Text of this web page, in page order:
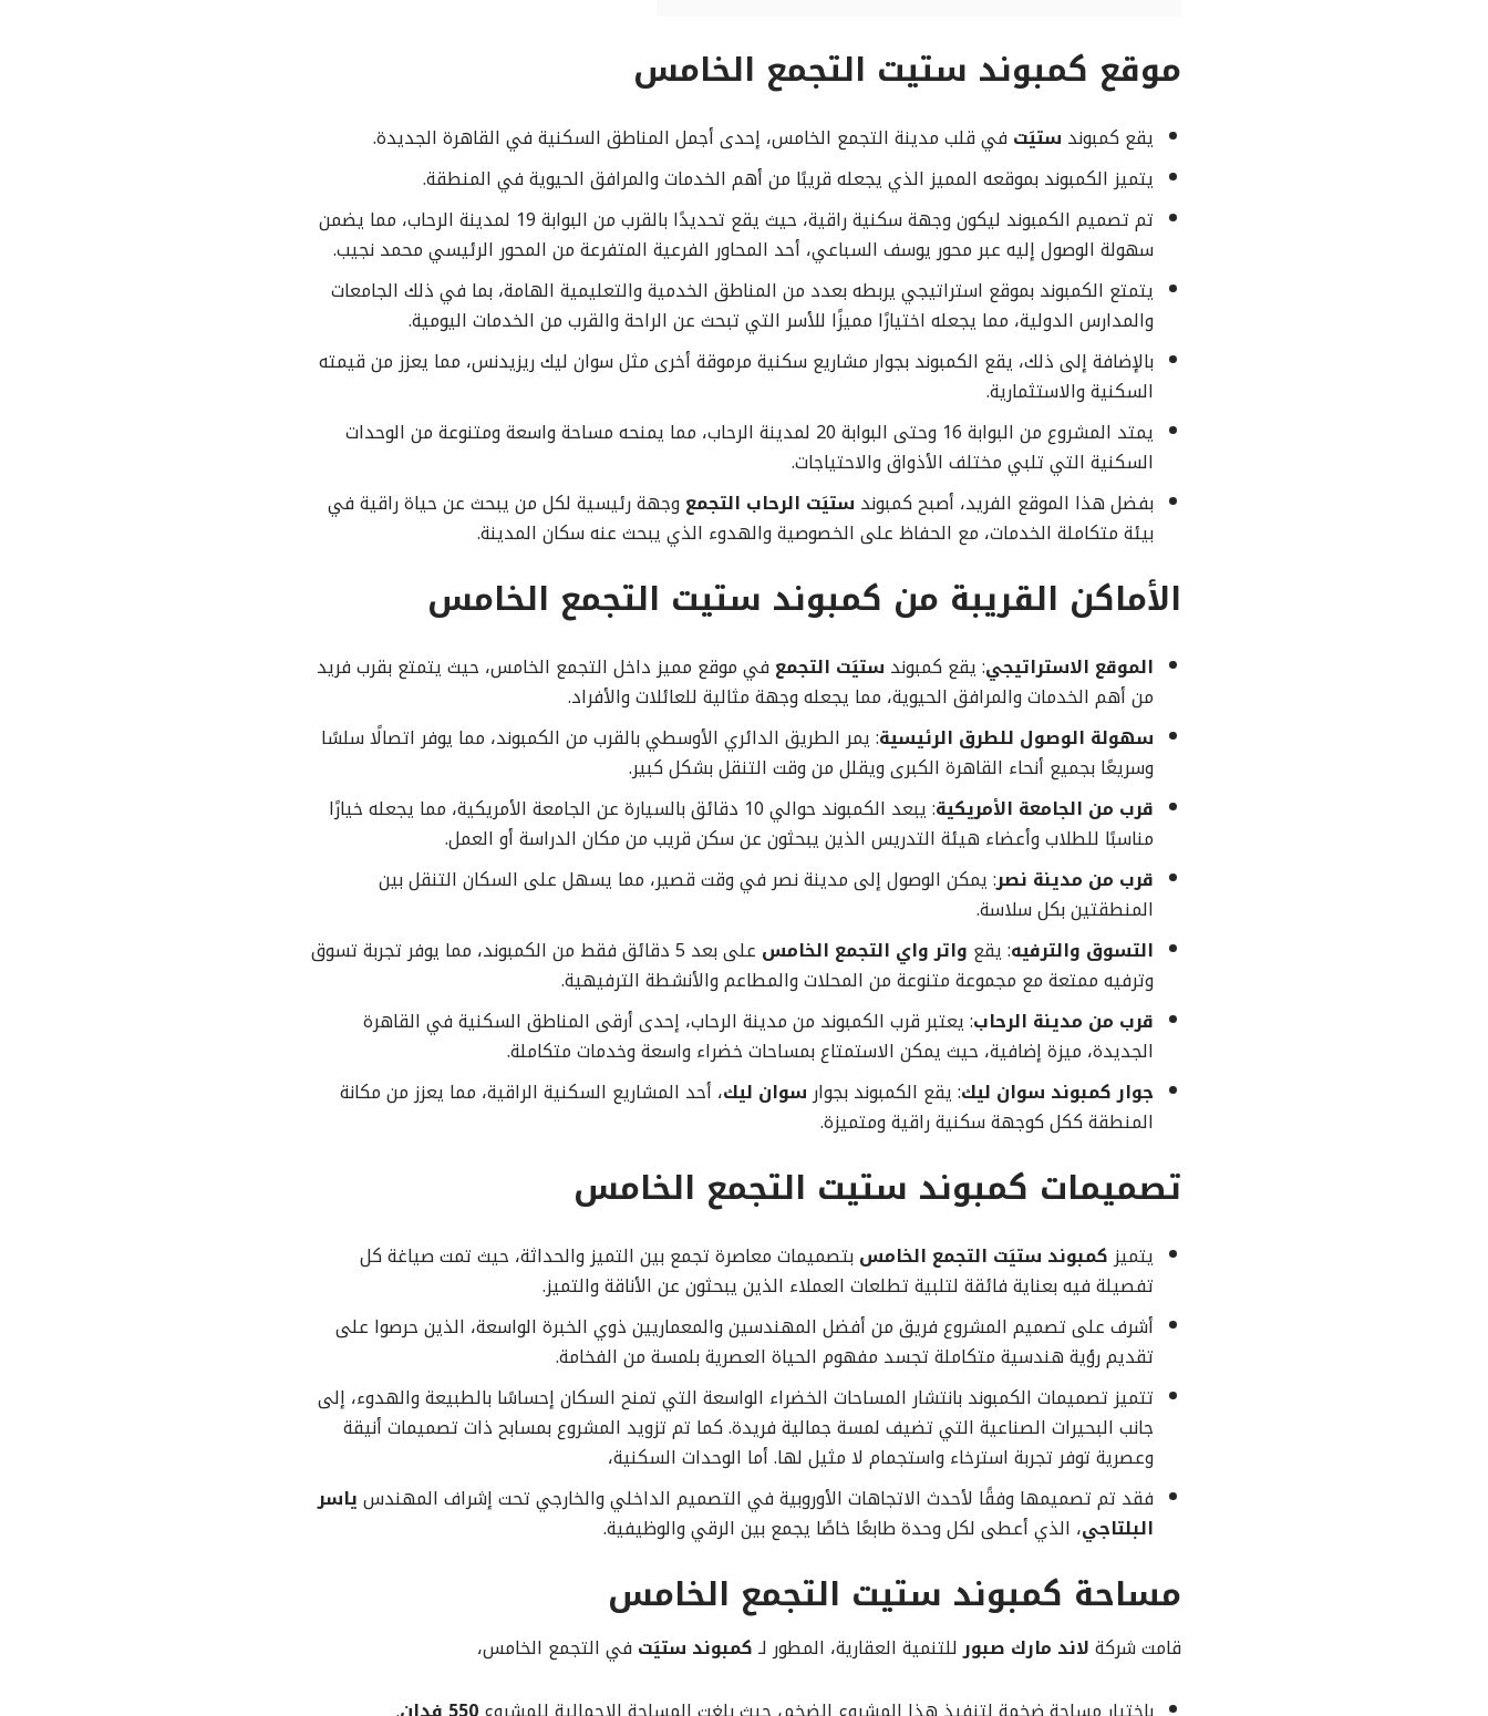
موقع كمبوند ستيت التجمع الخامس
يقع كمبوند ستيَت في قلب مدينة التجمع الخامس، إحدى أجمل المناطق السكنية في القاهرة الجديدة.
يتميز الكمبوند بموقعه المميز الذي يجعله قريبًا من أهم الخدمات والمرافق الحيوية في المنطقة.
تم تصميم الكمبوند ليكون وجهة سكنية راقية، حيث يقع تحديدًا بالقرب من البوابة 19 لمدينة الرحاب، مما يضمن
سهولة الوصول إليه عبر محور يوسف السباعي، أحد المحاور الفرعية المتفرعة من المحور الرئيسي محمد نجيب.
يتمتع الكمبوند بموقع استراتيجي يربطه بعدد من المناطق الخدمية والتعليمية الهامة، بما في ذلك الجامعات
والمدارس الدولية، مما يجعله اختيارًا مميزًا للأسر التي تبحث عن الراحة والقرب من الخدمات اليومية.
بالإضافة إلى ذلك، يقع الكمبوند بجوار مشاريع سكنية مرموقة أخرى مثل سوان ليك ريزيدنس، مما يعزز من قيمته
السكنية والاستثمارية.
يمتد المشروع من البوابة 16 وحتى البوابة 20 لمدينة الرحاب، مما يمنحه مساحة واسعة ومتنوعة من الوحدات
السكنية التي تلبي مختلف الأذواق والاحتياجات.
بفضل هذا الموقع الفريد، أصبح كمبوند ستيَت الرحاب التجمع وجهة رئيسية لكل من يبحث عن حياة راقية في
بيئة متكاملة الخدمات، مع الحفاظ على الخصوصية والهدوء الذي يبحث عنه سكان المدينة.
الأماكن القريبة من كمبوند ستيت التجمع الخامس
الموقع الاستراتيجي: يقع كمبوند ستيَت التجمع في موقع مميز داخل التجمع الخامس، حيث يتمتع بقرب فريد
من أهم الخدمات والمرافق الحيوية، مما يجعله وجهة مثالية للعائلات والأفراد.
سهولة الوصول للطرق الرئيسية: يمر الطريق الدائري الأوسطي بالقرب من الكمبوند، مما يوفر اتصالًا سلسًا
وسريعًا بجميع أنحاء القاهرة الكبرى ويقلل من وقت التنقل بشكل كبير.
قرب من الجامعة الأمريكية
: يبعد الكمبوند حوالي 10 دقائق بالسيارة عن الجامعة الأمريكية، مما يجعله خيارًا
مناسبًا للطلاب وأعضاء هيئة التدريس الذين يبحثون عن سكن قريب من مكان الدراسة أو العمل.
قرب من مدينة نصر: يمكن الوصول إلى مدينة نصر في وقت قصير، مما يسهل على السكان التنقل بين
المنطقتين بكل سلاسة.
التسوق والترفيه: يقع واتر واي التجمع الخامس
على بعد 5 دقائق فقط من الكمبوند، مما يوفر تجربة تسوق
وترفيه ممتعة مع مجموعة متنوعة من المحلات والمطاعم والأنشطة الترفيهية.
قرب من مدينة الرحاب: يعتبر قرب الكمبوند من مدينة الرحاب، إحدى أرقى المناطق السكنية في القاهرة
الجديدة، ميزة إضافية، حيث يمكن الاستمتاع بمساحات خضراء واسعة وخدمات متكاملة.
جوار كمبوند سوان ليك: يقع الكمبوند بجوارسوان ليك، أحد المشاريع السكنية الراقية، مما يعزز من مكانة
المنطقة ككل كوجهة سكنية راقية ومتميزة.
تصميمات كمبوند ستيت التجمع الخامس
يتميزكمبوند ستيَت التجمع الخامسبتصميمات معاصرة تجمع بين التميز والحداثة، حيث تمت صياغة كل
تفصيلة فيه بعناية فائقة لتلبية تطلعات العملاء الذين يبحثون عن الأناقة والتميز.
أشرف على تصميم المشروع فريق من أفضل المهندسين والمعماريين ذوي الخبرة الواسعة، الذين حرصوا على
تقديم رؤية هندسية متكاملة تجسد مفهوم الحياة العصرية بلمسة من الفخامة.
تتميز تصميمات الكمبوند بانتشار المساحات الخضراء الواسعة التي تمنح السكان إحساسًا بالطبيعة والهدوء، إلى
جانب البحيرات الصناعية التي تضيف لمسة جمالية فريدة. كما تم تزويد المشروع بمسابح ذات تصميمات أنيقة
وعصرية توفر تجربة استرخاء واستجمام لا مثيل لها. أما الوحدات السكنية،
فقد تم تصميمها وفقًا لأحدث الاتجاهات الأوروبية في التصميم الداخلي والخارجي تحت إشراف المهندسياسر
البلتاجي، الذي أعطى لكل وحدة طابعًا خاصًا يجمع بين الرقي والوظيفية.
مساحة كمبوند ستيت التجمع الخامس
قامت شركةلاند مارك صبورللتنمية العقارية، المطور لـكمبوند ستيَت في التجمع الخامس،